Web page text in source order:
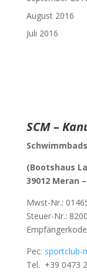
August 2016
Juli 2016
SCM –
(Bootshaus
39012 Meran –
Mwst-Nr.:
Steuer-Nr.:
Pec: sportclub-
Tel. +39 0473